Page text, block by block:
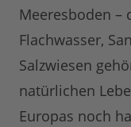
Meeresboden –
Flachwasser,
Salzwiesen
natürlichen
Europas noch